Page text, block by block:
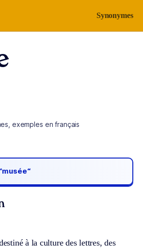
Synonymes
exemples en français
à la culture des lettres, des